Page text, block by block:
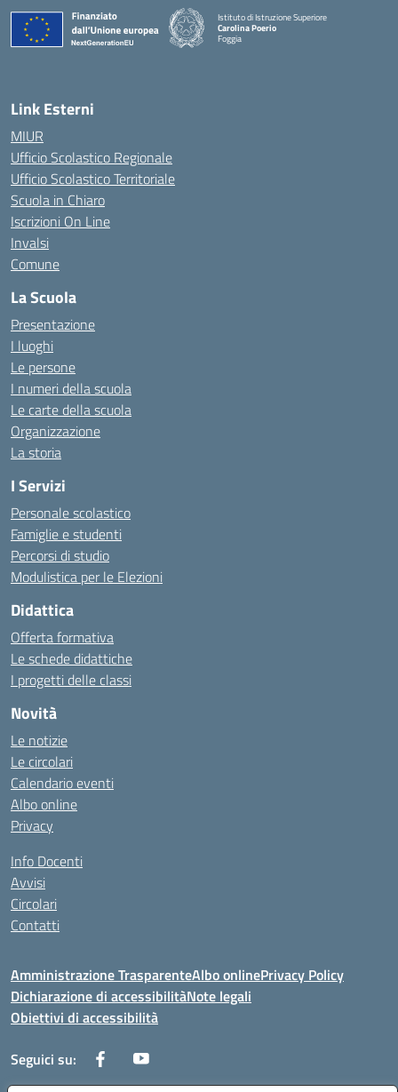
Istituto di Istruzione Superiore
Carolina Poerio
Foggia
— Visita la pagina iniziale della scuola
Link Esterni
MIUR
Ufficio Scolastico Regionale
Ufficio Scolastico Territoriale
Scuola in Chiaro
Iscrizioni On Line
Invalsi
Comune
La Scuola
Presentazione
I luoghi
Le persone
I numeri della scuola
Le carte della scuola
Organizzazione
La storia
I Servizi
Personale scolastico
Famiglie e studenti
Percorsi di studio
Modulistica per le Elezioni
Didattica
Offerta formativa
Le schede didattiche
I progetti delle classi
Novità
Le notizie
Le circolari
Calendario eventi
Albo online
Privacy
Info Docenti
Avvisi
Circolari
Contatti
Amministrazione TrasparenteAlbo onlinePrivacy Policy
Dichiarazione di accessibilitàNote legali
Obiettivi di accessibilità
Seguici su: